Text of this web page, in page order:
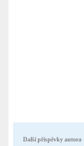
Další příspěvky autora